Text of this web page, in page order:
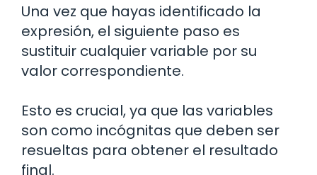
Una vez que hayas identificado la
expresión, el siguiente paso es
sustituir cualquier variable por su
valor correspondiente.
Esto es crucial, ya que las variables
son como incógnitas que deben ser
resueltas para obtener el resultado
final.